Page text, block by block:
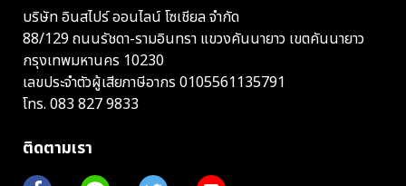
บริษัท อินสไปร์ ออนไลน์ โซเชียล จำกัด
88/129 ถนนรัชดา-รามอินทรา แขวงคันนายาว เขตคันนายาว
กรุงเทพมหานคร 10230
เลขประจำตัวผู้เสียภาษีอากร 0105561135791
โทร. 083 827 9833
ติดตามเรา